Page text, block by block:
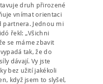
druh přirozené
vnímat orientaci
partnera. Jednou mi
řekl: „Všichni
se máme zbavit
tak, že do
dávají. Vy jste
bez užití jakékoli
když jsem to slyšel,